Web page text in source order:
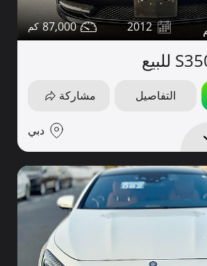
2012
87,000
التفاصيل مشاركة
دبي